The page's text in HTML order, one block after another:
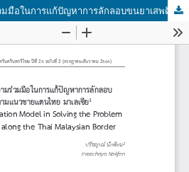
การพัฒนารูปแบบความร่วมมือในการแก้ปัญหาการลักลอบขนยาเสพติด ตามแนวชายแดนไทย-มาเลเซีย